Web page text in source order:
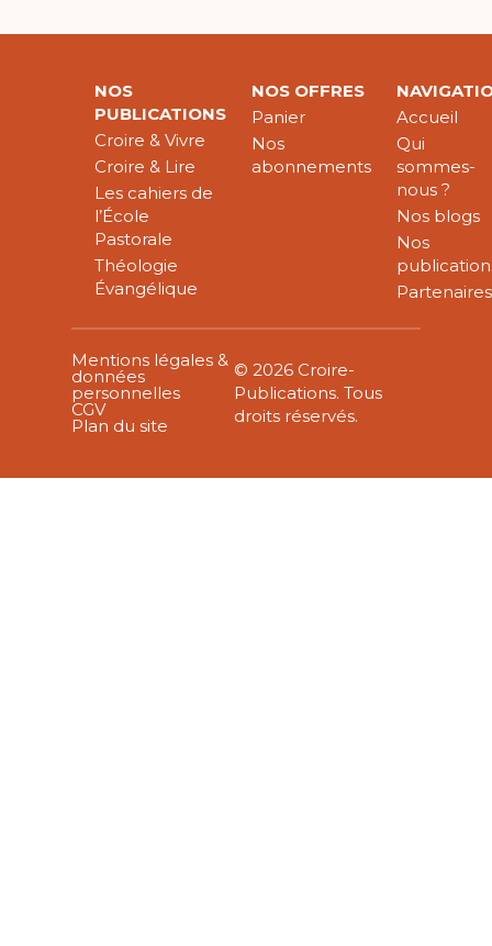
NOS
PUBLICATIONS
Croire & Vivre
Croire & Lire
Les cahiers de
l’École
Pastorale
Théologie
Évangélique
NOS OFFRES
Panier
Nos
abonnements
Accueil
Qui
sommes-
nous ?
Nos blogs
Nos
Partenaires
Mentions légales &
données
personnelles
CGV
Plan du site
© 2026 Croire-
Publications. Tous
droits réservés.